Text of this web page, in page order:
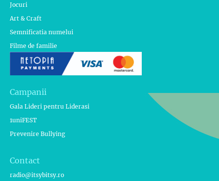
Jocuri
Art & Craft
Semnificatia numelui
Filme de familie
Campanii
Gala Lideri pentru Liderasi
1uniFEST
Prevenire Bullying
Contact
radio@itsybitsy.ro